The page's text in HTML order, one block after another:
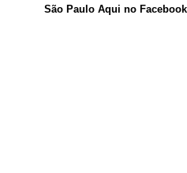
São Paulo Aqui no